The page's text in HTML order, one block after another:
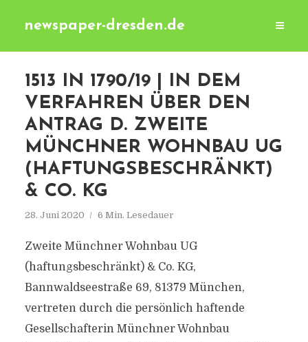
newspaper-dresden.de
1513 IN 1790/19 | IN DEM
VERFAHREN ÜBER DEN
ANTRAG D. ZWEITE
MÜNCHNER WOHNBAU UG
(HAFTUNGSBESCHRÄNKT)
& CO. KG
28. Juni 2020 6 Min. Lesedauer
Zweite Münchner Wohnbau UG
(haftungsbeschränkt) & Co. KG,
Bannwaldseestraße 69, 81379 München,
vertreten durch die persönlich haftende
Gesellschafterin Münchner Wohnbau